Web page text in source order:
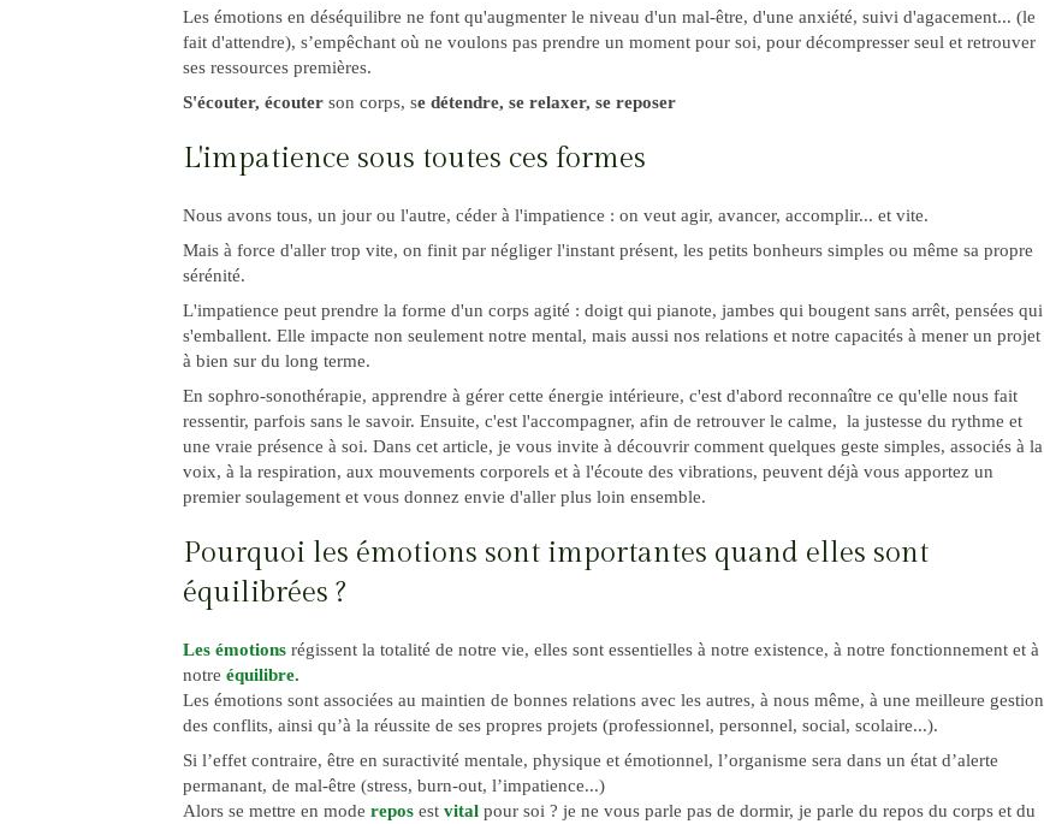
Les émotions en déséquilibre ne font qu'augmenter le niveau d'un mal-être, d'une anxiété, suivi d'agacement... (le
fait d'attendre), s’empêchant où ne voulons pas prendre un moment pour soi, pour décompresser seul et retrouver
ses ressources premières.
S'écouter, écouter son corps, se détendre, se relaxer, se reposer
L'impatience sous toutes ces formes
Nous avons tous, un jour ou l'autre, céder à l'impatience : on veut agir, avancer, accomplir... et vite.
Mais à force d'aller trop vite, on finit par négliger l'instant présent, les petits bonheurs simples ou même sa propre
sérénité.
L'impatience peut prendre la forme d'un corps agité : doigt qui pianote, jambes qui bougent sans arrêt, pensées qui
s'emballent. Elle impacte non seulement notre mental, mais aussi nos relations et notre capacités à mener un projet
à bien sur du long terme.
En sophro-sonothérapie, apprendre à gérer cette énergie intérieure, c'est d'abord reconnaître ce qu'elle nous fait
ressentir, parfois sans le savoir. Ensuite, c'est l'accompagner, afin de retrouver le calme, la justesse du rythme et
une vraie présence à soi. Dans cet article, je vous invite à découvrir comment quelques geste simples, associés à la
voix, à la respiration, aux mouvements corporels et à l'écoute des vibrations, peuvent déjà vous apportez un
premier soulagement et vous donnez envie d'aller plus loin ensemble.
Pourquoi les émotions sont importantes quand elles sont
équilibrées ?
Les émotions régissent la totalité de notre vie, elles sont essentielles à notre existence, à notre fonctionnement et à
notre équilibre.
Les émotions sont associées au maintien de bonnes relations avec les autres, à nous même, à une meilleure gestion
des conflits, ainsi qu’à la réussite de ses propres projets (professionnel, personnel, social, scolaire...).
Si l’effet contraire, être en suractivité mentale, physique et émotionnel, l’organisme sera dans un état d’alerte
permanant, de mal-être (stress, burn-out, l’impatience...)
Alors se mettre en mode repos est vital pour soi ? je ne vous parle pas de dormir, je parle du repos du corps et du